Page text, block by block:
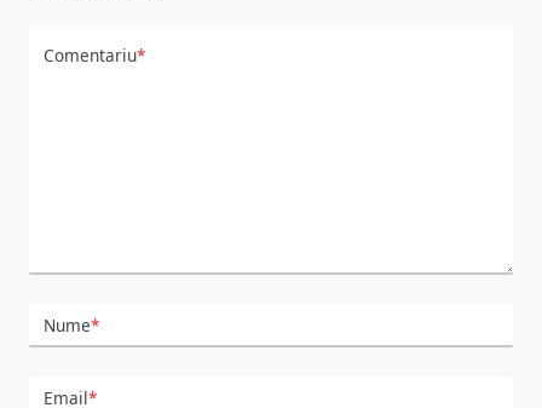
Comentariu*
Nume*
Email*